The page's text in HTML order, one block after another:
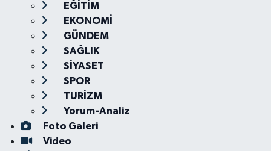
EĞİTİM
EKONOMİ
GÜNDEM
SAĞLIK
SİYASET
SPOR
TURİZM
Yorum-Analiz
Foto Galeri
Video